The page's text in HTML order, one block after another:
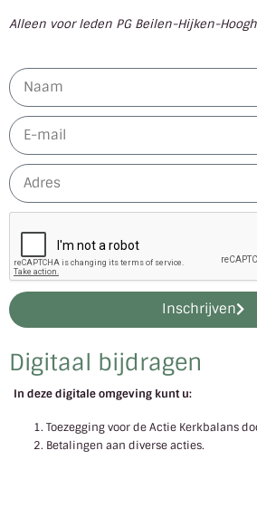
Digitaal bijdragen
In deze digitale omgeving kunt u:
Toezegging voor de Actie Kerkbalans
Betalingen aan diverse acties.
Alleen voor leden PG Beilen-Hijken-
Inschrijven